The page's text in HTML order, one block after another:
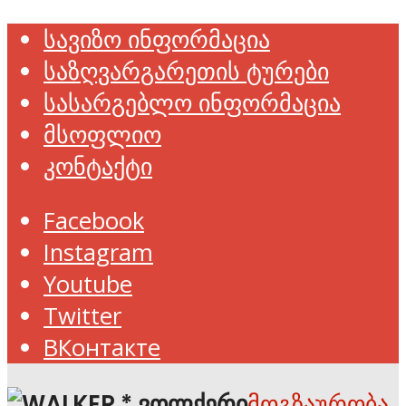
სავიზო ინფორმაცია
საზღვარგარეთის ტურები
სასარგებლო ინფორმაცია
მსოფლიო
კონტაქტი
Facebook
Instagram
Youtube
Twitter
ВКонтакте